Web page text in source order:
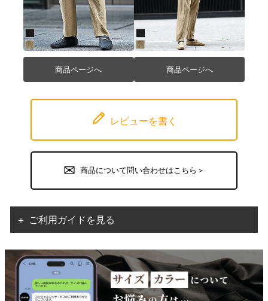
商品ページへ 商品ページへ
レビューを書く
商品について問い合わせはこちら＞
＋ ご利用ガイドを見る